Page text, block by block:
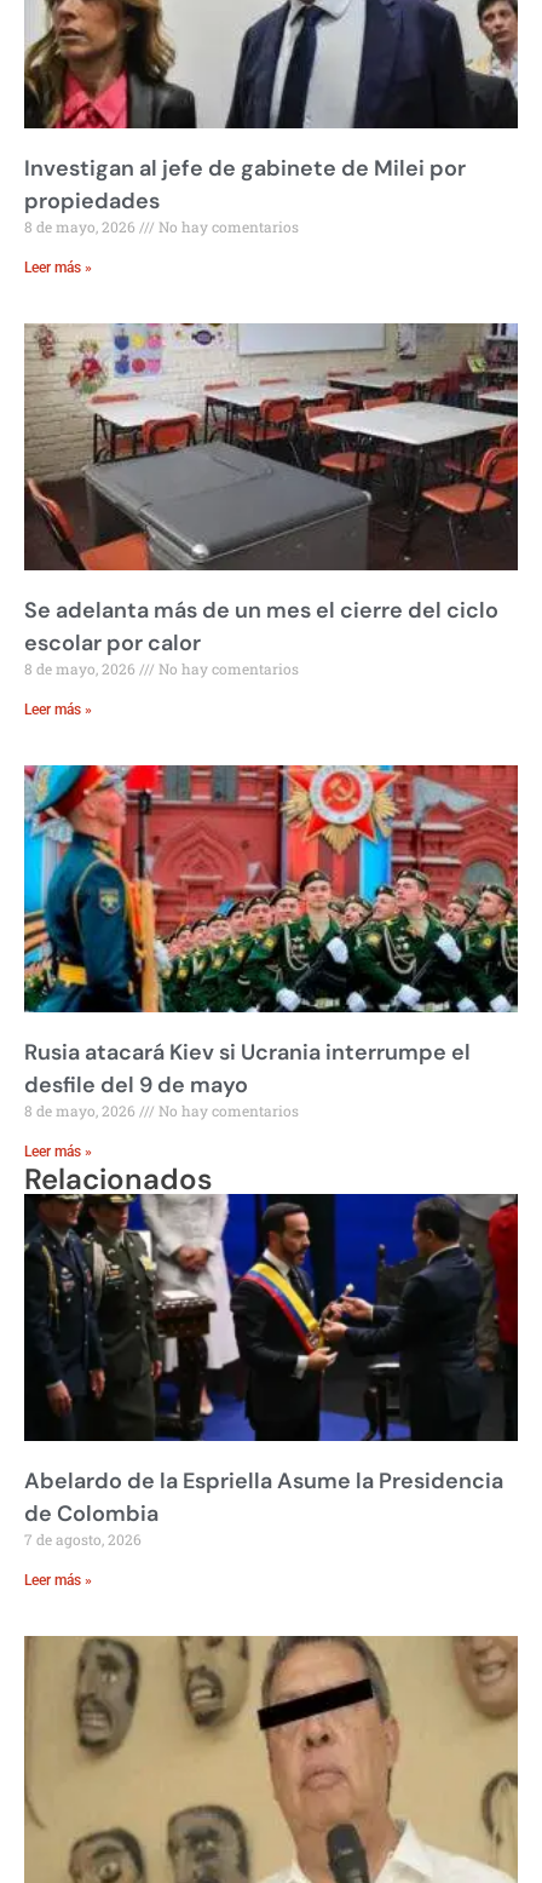
Investigan al jefe de gabinete de Milei por
propiedades
8 de mayo, 2026 No hay comentarios
Leer más »
Se adelanta más de un mes el cierre del ciclo
escolar por calor
8 de mayo, 2026 No hay comentarios
Leer más »
Rusia atacará Kiev si Ucrania interrumpe el
desfile del 9 de mayo
8 de mayo, 2026 No hay comentarios
Leer más »
Relacionados
Abelardo de la Espriella Asume la Presidencia
de Colombia
7 de agosto, 2026
Leer más »